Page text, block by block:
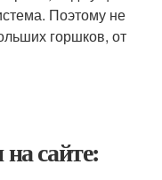
Поэтому не
горшков, от
сайте: